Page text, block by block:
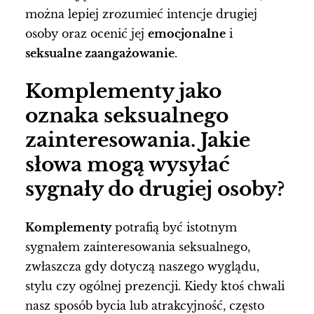
można lepiej zrozumieć intencje drugiej
osoby oraz ocenić jej emocjonalne i
seksualne zaangażowanie.
Komplementy jako
oznaka seksualnego
zainteresowania. Jakie
słowa mogą wysyłać
sygnały do drugiej osoby?
Komplementypotrafią być istotnym
sygnałem zainteresowania seksualnego,
zwłaszcza gdy dotyczą naszego wyglądu,
stylu czy ogólnej prezencji. Kiedy ktoś chwali
nasz sposób bycia lub atrakcyjność, często